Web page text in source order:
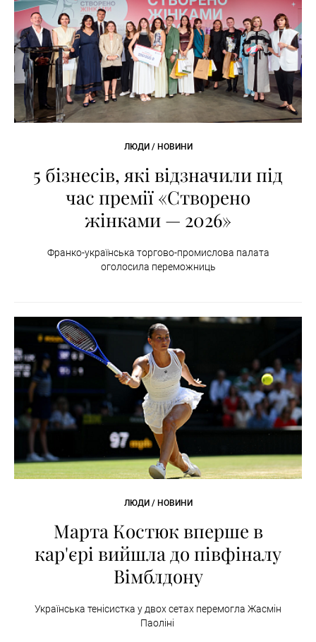
ЛЮДИ / НОВИНИ
5 бізнесів, які відзначили під
час премії «Створено
жінками — 2026»
Франко-українська торгово-промислова палата
оголосила переможниць
ЛЮДИ / НОВИНИ
Марта Костюк вперше в
кар'єрі вийшла до півфіналу
Вімблдону
Українська тенісистка у двох сетах перемогла Жасмін
Паоліні